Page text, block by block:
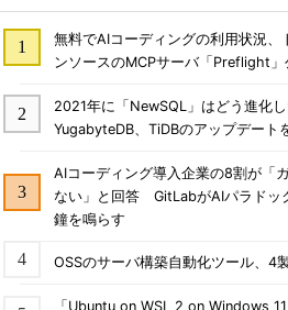
無料でAIコーディングの利用状況
ンソースのMCPサーバ「Preflight」
2021年に「NewSQL」はどう進化
YugabyteDB、TiDBのアップデート
AIコーディング導入企業の8割が「
ない」と回答 GitLabがAIパラドッ
鐘を鳴らす
OSSのサーバ構築自動化ツール、4
「Ubuntu on WSL 2 on Windows